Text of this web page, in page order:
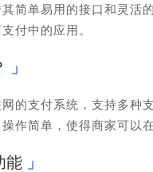
简单易用的接口和灵活
付中的应用。
的支付系统，支持多种
作简单，使得商家可以
能